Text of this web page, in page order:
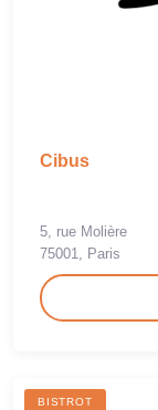
Cibus
5, rue Molière
75001, Paris
BISTROT